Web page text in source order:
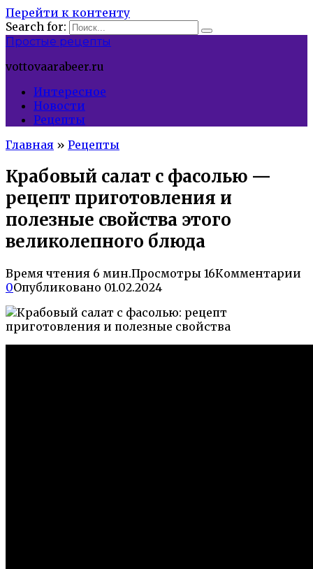
Перейти к контенту
Search for:
Простые рецепты
vottovaarabeer.ru
Интересное
Новости
Рецепты
Главная » Рецепты
Крабовый салат с фасолью —
рецепт приготовления и
полезные свойства этого
великолепного блюда
Время чтения 6 мин.Просмотры 16Комментарии
0Опубликовано 01.02.2024